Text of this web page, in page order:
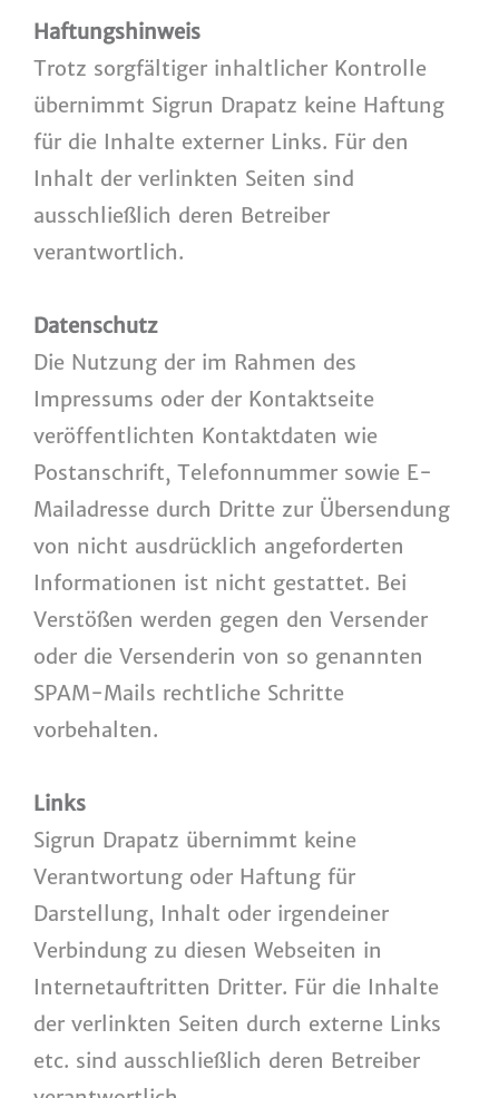
Haftungshinweis
Trotz sorgfältiger inhaltlicher Kontrolle
übernimmt Sigrun Drapatz keine Haftung
für die Inhalte externer Links. Für den
Inhalt der verlinkten Seiten sind
ausschließlich deren Betreiber
verantwortlich.
Datenschutz
Die Nutzung der im Rahmen des
Impressums oder der Kontaktseite
veröffentlichten Kontaktdaten wie
Postanschrift, Telefonnummer sowie E-
Mailadresse durch Dritte zur Übersendung
von nicht ausdrücklich angeforderten
Informationen ist nicht gestattet. Bei
Verstößen werden gegen den Versender
oder die Versenderin von so genannten
SPAM-Mails rechtliche Schritte
vorbehalten.
Links
Sigrun Drapatz übernimmt keine
Verantwortung oder Haftung für
Darstellung, Inhalt oder irgendeiner
Verbindung zu diesen Webseiten in
Internetauftritten Dritter. Für die Inhalte
der verlinkten Seiten durch externe Links
etc. sind ausschließlich deren Betreiber